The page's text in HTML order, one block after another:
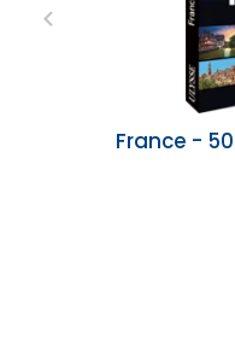
France -